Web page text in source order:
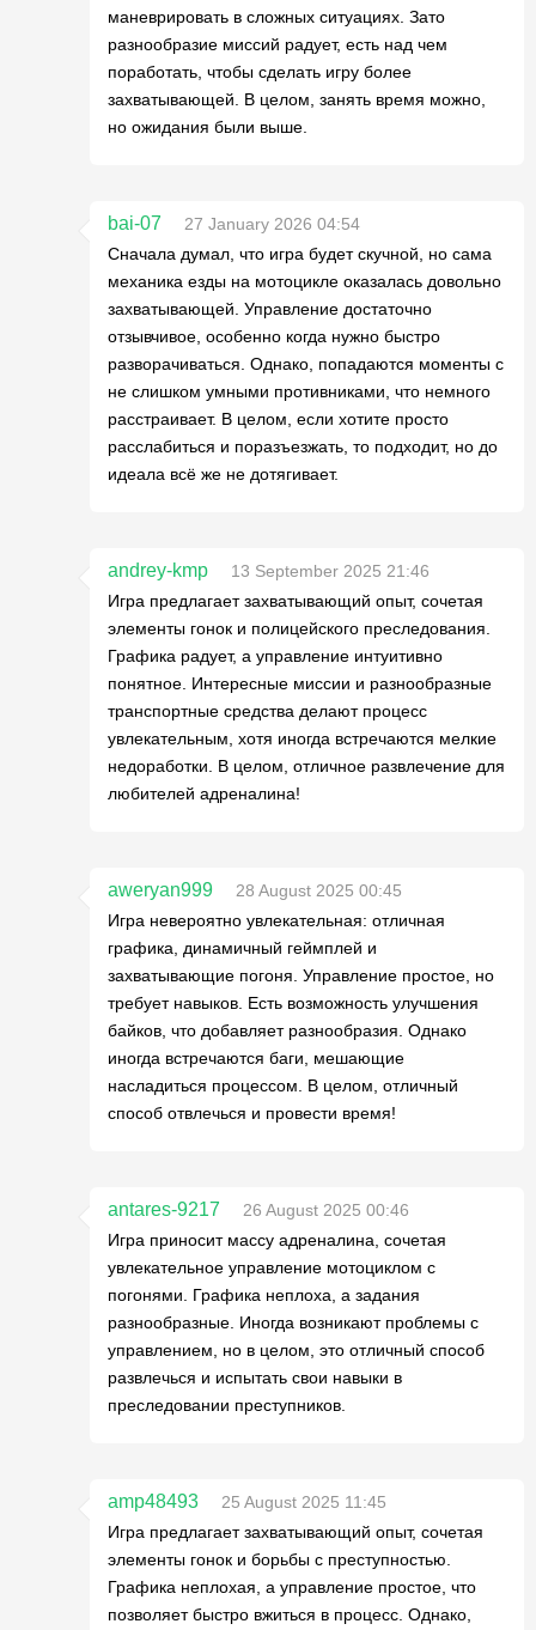
маневрировать в сложных ситуациях. Зато
разнообразие миссий радует, есть над чем
поработать, чтобы сделать игру более
захватывающей. В целом, занять время можно,
но ожидания были выше.
bai-07
27 January 2026 04:54
Сначала думал, что игра будет скучной, но сама
механика езды на мотоцикле оказалась довольно
захватывающей. Управление достаточно
отзывчивое, особенно когда нужно быстро
разворачиваться. Однако, попадаются моменты с
не слишком умными противниками, что немного
расстраивает. В целом, если хотите просто
расслабиться и поразъезжать, то подходит, но до
идеала всё же не дотягивает.
andrey-kmp
13 September 2025 21:46
Игра предлагает захватывающий опыт, сочетая
элементы гонок и полицейского преследования.
Графика радует, а управление интуитивно
понятное. Интересные миссии и разнообразные
транспортные средства делают процесс
увлекательным, хотя иногда встречаются мелкие
недоработки. В целом, отличное развлечение для
любителей адреналина!
aweryan999
28 August 2025 00:45
Игра невероятно увлекательная: отличная
графика, динамичный геймплей и
захватывающие погоня. Управление простое, но
требует навыков. Есть возможность улучшения
байков, что добавляет разнообразия. Однако
иногда встречаются баги, мешающие
насладиться процессом. В целом, отличный
способ отвлечься и провести время!
antares-9217
26 August 2025 00:46
Игра приносит массу адреналина, сочетая
увлекательное управление мотоциклом с
погонями. Графика неплоха, а задания
разнообразные. Иногда возникают проблемы с
управлением, но в целом, это отличный способ
развлечься и испытать свои навыки в
преследовании преступников.
amp48493
25 August 2025 11:45
Игра предлагает захватывающий опыт, сочетая
элементы гонок и борьбы с преступностью.
Графика неплохая, а управление простое, что
позволяет быстро вжиться в процесс. Однако,